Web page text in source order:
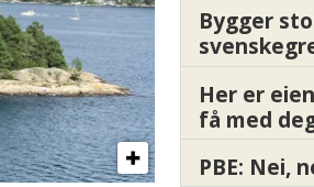
Bygger
Her er
få med
PBE: Nei,